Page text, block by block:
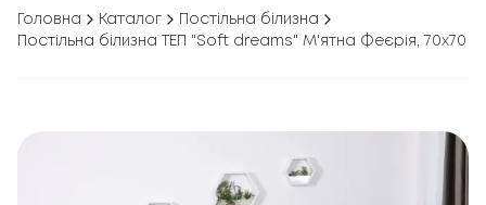
Головна Каталог
Постільна білизна
Постільна білизна ТЕП "Soft dreams" М'ятна Феєрія, 70x70